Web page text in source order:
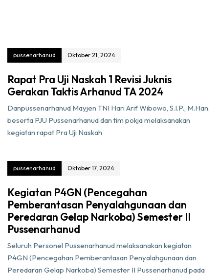
pussenarhanud Oktober 21, 2024
Rapat Pra Uji Naskah 1 Revisi Juknis
Gerakan Taktis Arhanud TA 2024
Danpussenarhanud Mayjen TNI Hari Arif Wibowo, S.I.P., M.Han.
beserta PJU Pussenarhanud dan tim pokja melaksanakan
kegiatan rapat Pra Uji Naskah
pussenarhanud Oktober 17, 2024
Kegiatan P4GN (Pencegahan
Pemberantasan Penyalahgunaan dan
Peredaran Gelap Narkoba) Semester II
Pussenarhanud
Seluruh Personel Pussenarhanud melaksanakan kegiatan
P4GN (Pencegahan Pemberantasan Penyalahgunaan dan
Peredaran Gelap Narkoba) Semester II Pussenarhanud pada